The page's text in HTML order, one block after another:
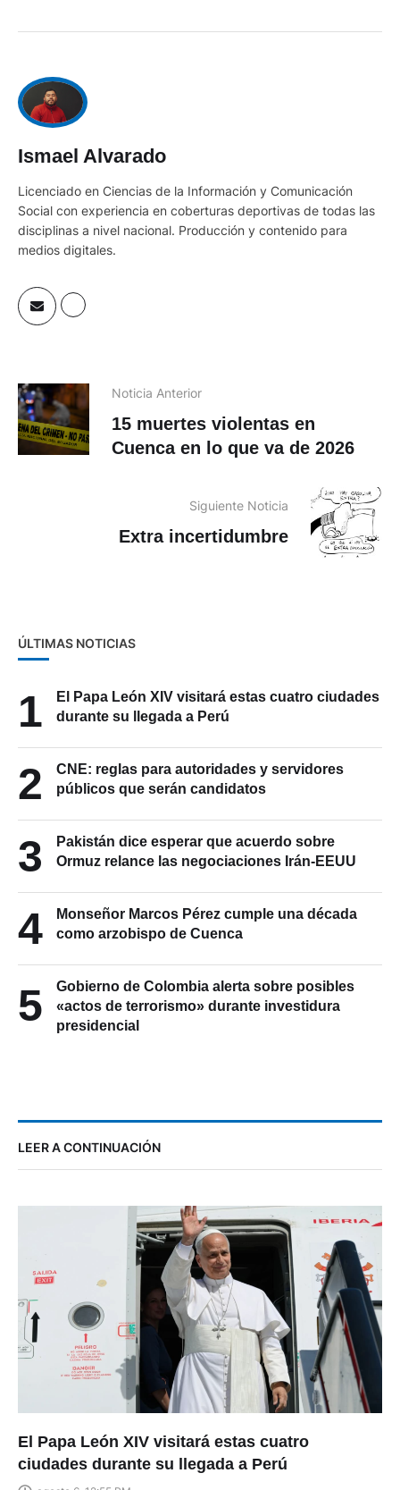
Ismael Alvarado
Licenciado en Ciencias de la Información y Comunicación
Social con experiencia en coberturas deportivas de todas las
disciplinas a nivel nacional. Producción y contenido para
medios digitales.
Noticia Anterior
15 muertes violentas en
Cuenca en lo que va de 2026
Siguiente Noticia
Extra incertidumbre
ÚLTIMAS NOTICIAS
1
El Papa León XIV visitará estas cuatro ciudades
durante su llegada a Perú
2
CNE: reglas para autoridades y servidores
públicos que serán candidatos
3
Pakistán dice esperar que acuerdo sobre
Ormuz relance las negociaciones Irán-EEUU
4
Monseñor Marcos Pérez cumple una década
como arzobispo de Cuenca
5
Gobierno de Colombia alerta sobre posibles
«actos de terrorismo» durante investidura
presidencial
LEER A CONTINUACIÓN
El Papa León XIV visitará estas cuatro
ciudades durante su llegada a Perú